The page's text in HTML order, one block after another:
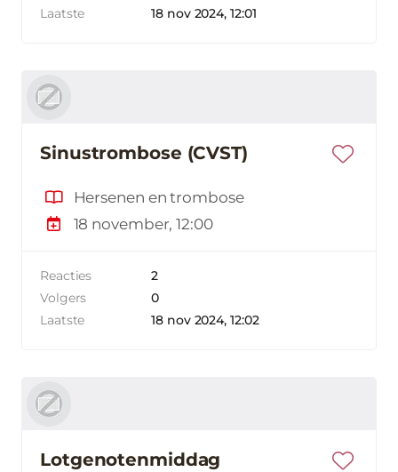
Laatste
18 nov 2024, 12:01
Sinustrombose (CVST)
Hersenen en trombose
18 november, 12:00
Reacties
2
Volgers
0
Laatste
18 nov 2024, 12:02
Lotgenotenmiddag